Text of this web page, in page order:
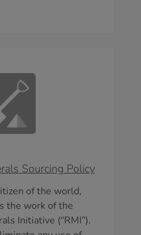
Sourcing Policy
of the world,
the work of the
Initiative (“RMI”).